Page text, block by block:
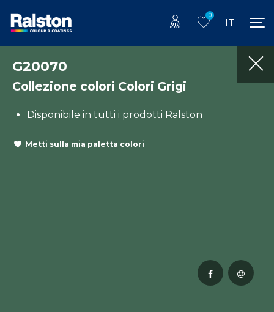
0
IT
G20070
Collezione colori Colori Grigi
Disponibile in tutti i prodotti Ralston
Metti sulla mia paletta colori